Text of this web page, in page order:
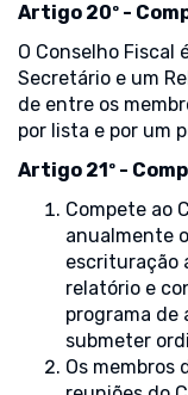
Artigo 20º -
O Conselho Fiscal
Secretário e um
de entre os
por lista e por um
Artigo 21º -
Compete ao
anualmente
escrituração
relatório e
programa de
submeter
Os membros